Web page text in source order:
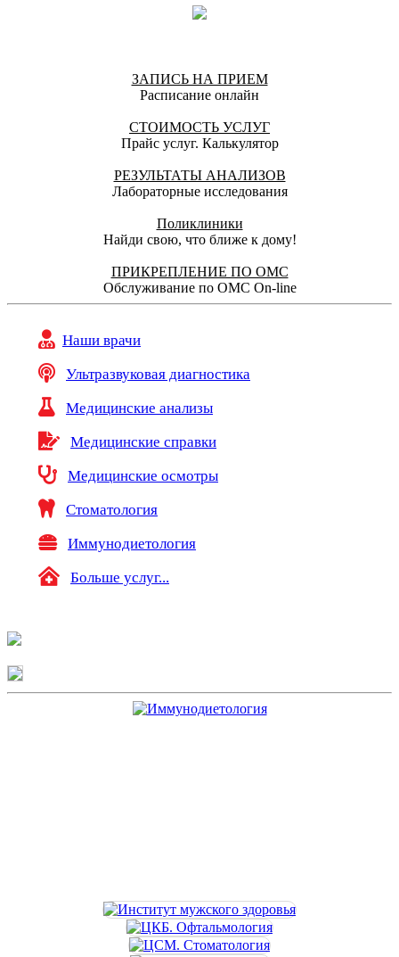
ЗАПИСЬ НА ПРИЕМ
Расписание онлайн
СТОИМОСТЬ УСЛУГ
Прайс услуг. Калькулятор
РЕЗУЛЬТАТЫ АНАЛИЗОВ
Лабораторные исследования
Поликлиники
Найди свою, что ближе к дому!
ПРИКРЕПЛЕНИЕ ПО ОМС
Обслуживание по ОМС On-line
Наши врачи
Ультразвуковая диагностика
Медицинские анализы
Медицинские справки
Медицинские осмотры
Стоматология
Иммунодиетология
Больше услуг...